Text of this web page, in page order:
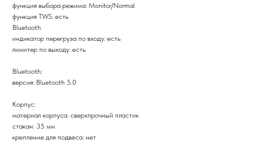
функция выбора режима: Monitor/Normal
функция TWS: есть
Bluetooth
индикатор перегруза по входу: есть
лимитер по выходу: есть
Bluetooth:
версия: Bluetooth 5.0
Корпус:
материал корпуса: сверхпрочный пластик
стакан: 35 мм
крепление для подвеса: нет